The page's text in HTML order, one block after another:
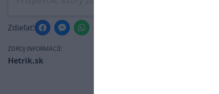
Zdieľať:
ZDROJ INFORMÁCIÍ:
Hetrik.sk